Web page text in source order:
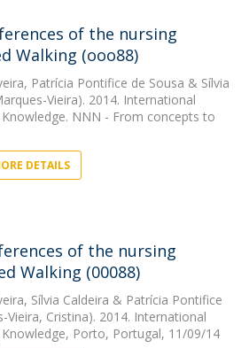
of the nursing
Walking (ooo88)
, Patrícia Pontifice de Sousa & Sílvia
Vieira). 2014. International
NNN - From concepts to
DETAILS
of the nursing
Walking (00088)
, Sílvia Caldeira & Patrícia Pontifice
Vieira, Cristina). 2014. International
Porto, Portugal, 11/09/14